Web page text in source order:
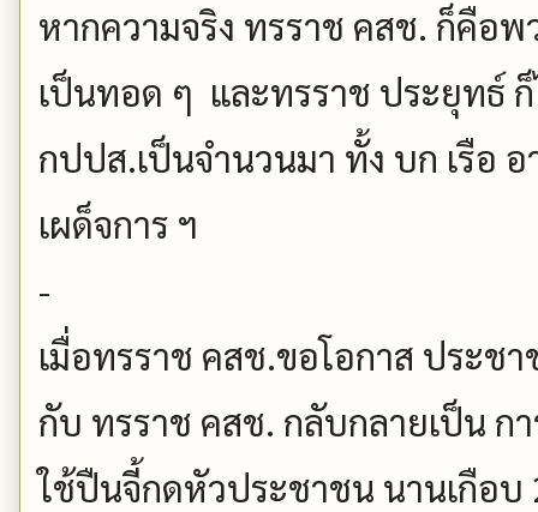
หากความจริง ทรราช คสช. ก็คือ
เป็นทอด ๆ และทรราช ประยุทธ์
กปปส.เป็นจำนวนมา ทั้ง บก เรือ
เผด็จการ ฯ
-
เมื่อทรราช คสช.ขอโอกาส ประช
กับ ทรราช คสช. กลับกลายเป็น ก
ใช้ปืนจี้กดหัวประชาชน นานเกือ